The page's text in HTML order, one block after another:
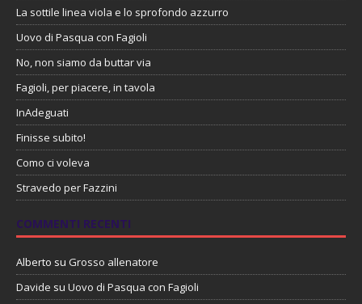
La sottile linea viola e lo sprofondo azzurro
Uovo di Pasqua con Fagioli
No, non siamo da buttar via
Fagioli, per piacere, in tavola
InAdeguati
Finisse subito!
Como ci voleva
Stravedo per Fazzini
COMMENTI RECENTI
Alberto su Grosso allenatore
Davide su Uovo di Pasqua con Fagioli